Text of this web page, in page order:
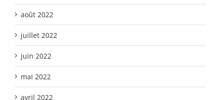
août 2022
juillet 2022
juin 2022
mai 2022
avril 2022